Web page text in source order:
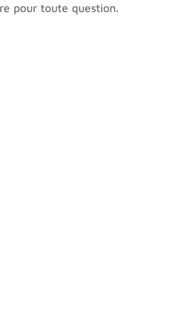
pour toute question.